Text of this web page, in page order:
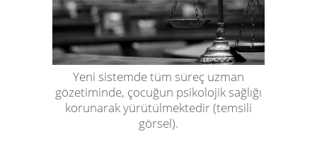
Yeni sistemde tüm süreç uzman
gözetiminde, çocuğun psikolojik sağlığı
korunarak yürütülmektedir (temsili
görsel).